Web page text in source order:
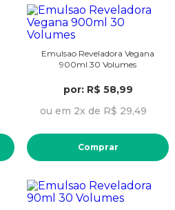
Emulsao Reveladora Vegana
900ml 30 Volumes
por: R$ 58,99
ou em 2x de R$ 29,49
Comprar